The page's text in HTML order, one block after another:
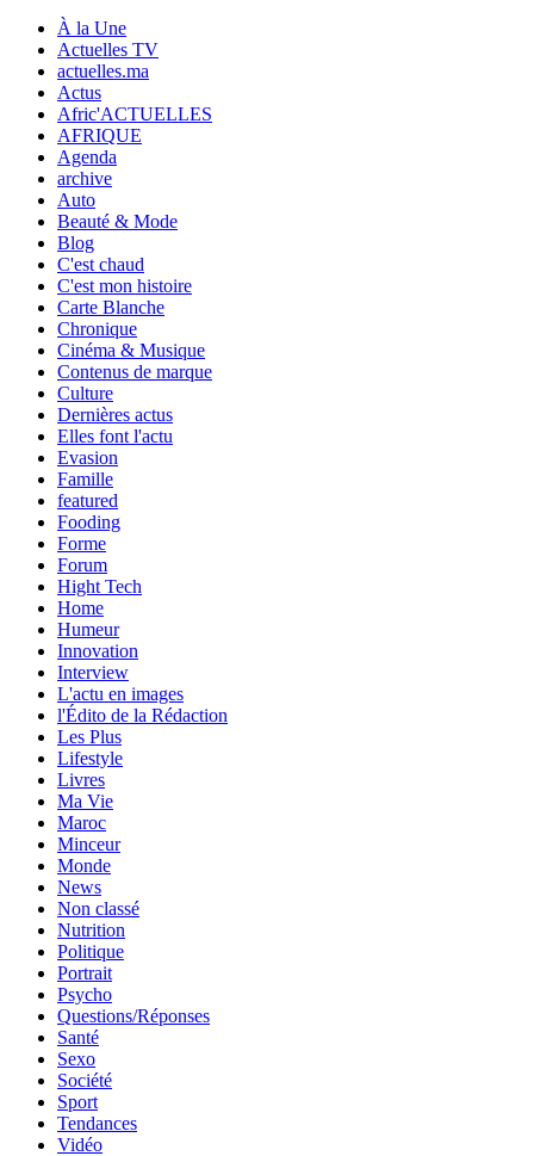
À la Une
Actuelles TV
actuelles.ma
Actus
Afric'ACTUELLES
AFRIQUE
Agenda
archive
Auto
Beauté & Mode
Blog
C'est chaud
C'est mon histoire
Carte Blanche
Chronique
Cinéma & Musique
Contenus de marque
Culture
Dernières actus
Elles font l'actu
Evasion
Famille
featured
Fooding
Forme
Forum
Hight Tech
Home
Humeur
Innovation
Interview
L'actu en images
l'Édito de la Rédaction
Les Plus
Lifestyle
Livres
Ma Vie
Maroc
Minceur
Monde
News
Non classé
Nutrition
Politique
Portrait
Psycho
Questions/Réponses
Santé
Sexo
Société
Sport
Tendances
Vidéo